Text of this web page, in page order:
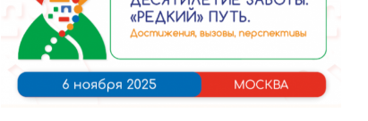
Отменить